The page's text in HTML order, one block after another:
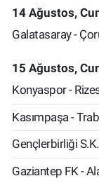
14 Ağustos,
Galatasaray -
15 Ağustos,
Konyaspor -
Kasımpaşa -
Gençlerbirliği
Gaziantep FK -